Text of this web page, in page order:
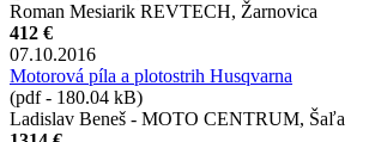
Roman Mesiarik REVTECH, Žarnovica
412 €
07.10.2016
Motorová píla a plotostrih Husqvarna
(pdf - 180.04 kB)
Ladislav Beneš - MOTO CENTRUM, Šaľa